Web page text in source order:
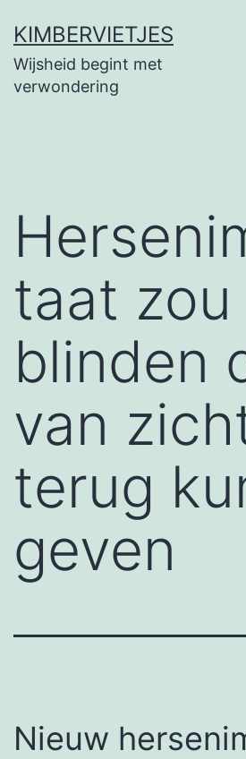
naar
de
KIMBERVIETJES
Wijsheid begint met
verwondering
taat zou
blinden
van
terug
geven
Nieuw